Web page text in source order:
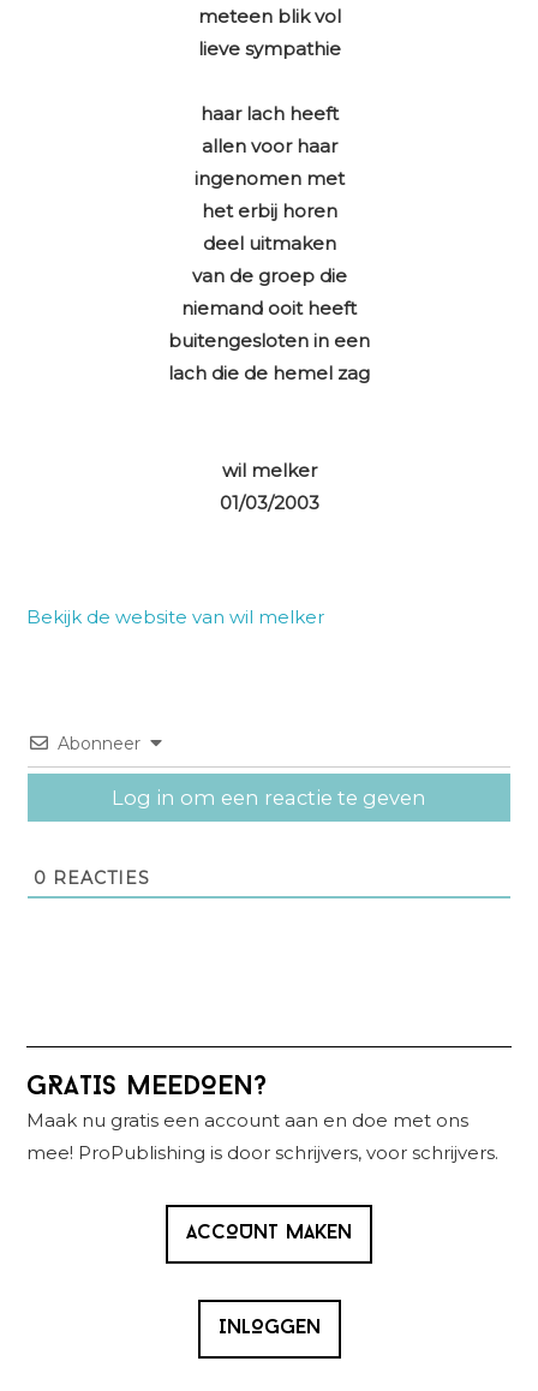
meteen blik vol
lieve sympathie
haar lach heeft
allen voor haar
ingenomen met
het erbij horen
deel uitmaken
van de groep die
niemand ooit heeft
buitengesloten in een
lach die de hemel zag
wil melker
01/03/2003
Bekijk de website van wil melker
Abonneer
Log in om een reactie te geven
0 REACTIES
Primaire
Sidebar
GRATIS MEEDOEN?
Maak nu gratis een account aan en doe met ons
mee! ProPublishing is door schrijvers, voor schrijvers.
ACCOUNT MAKEN
INLOGGEN